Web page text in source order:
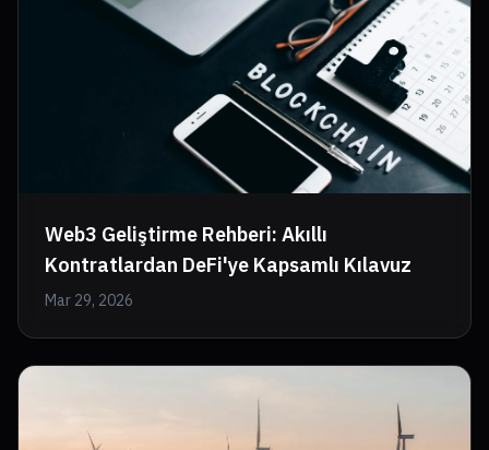
Web3 Geliştirme Rehberi: Akıllı
Kontratlardan DeFi'ye Kapsamlı Kılavuz
Mar 29, 2026